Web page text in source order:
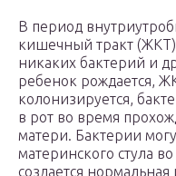
В период
кишечный тракт (ЖКТ)
никаких бактерий и
ребенок рождается,
колонизируется,
в рот во время
матери. Бактерии
материнского стула
создается